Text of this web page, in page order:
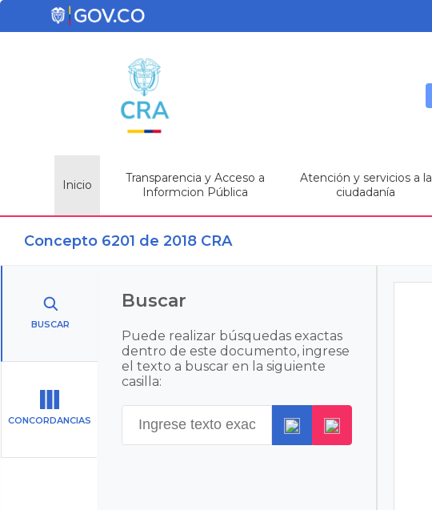
Inicio
Transparencia y Acceso a
Informcion Pública
Atención y servicios a la
ciudadanía
Concepto 6201 de 2018 CRA
BUSCAR
CONCORDANCIAS
Buscar
Puede realizar búsquedas exactas
dentro de este documento, ingrese
el texto a buscar en la siguiente
casilla: